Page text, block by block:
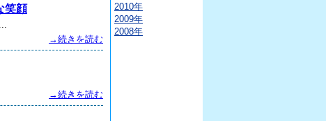
笑顔
→続きを読む
→続きを読む
2010年
2009年
2008年